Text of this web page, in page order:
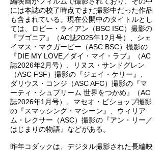
には本誌の校了時点でまだ撮影中だった作品
も含まれている。現在公開中のタイトルとし
ては、ロビー・ライアン（BSC ISC）撮影の
『ブゴニア』（AC誌2025年12月号）、シェ
イマス・マクガービー（ASC BSC）撮影の
『DIE MY LOVE／ダイ・マイ・ラブ』（AC
誌2026年2月号）、リヌス・サンドグレン
（ASC FSF）撮影の『ジェイ・ケリー』、
ダリウス・コンジ（ASC AFC）撮影の『マ
ーティ・シュプリーム 世界をつかめ』（AC
誌2026年1月号）、マセオ・ビショップ撮影
の『スマッシング・マシーン』、ウィリア
ム・レクサー（ASC）撮影の『アン・リー／
はじまりの物語』などがある。
昨年コダックは、デジタル撮影された長編映